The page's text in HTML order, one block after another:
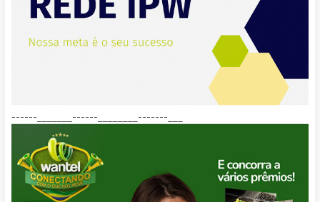
------_______------________-------___